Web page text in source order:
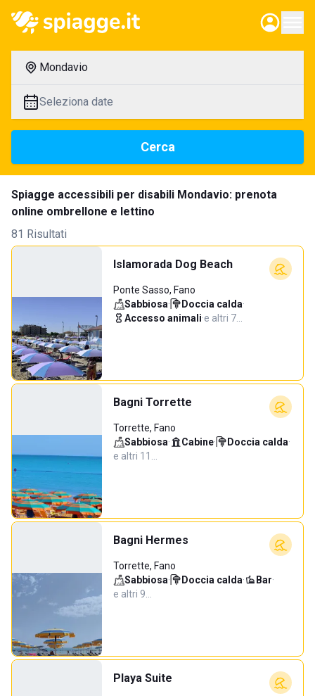
Mondavio
Seleziona date
Cerca
Spiagge accessibili per disabili Mondavio: prenota
online ombrellone e lettino
81 Risultati
Islamorada Dog Beach
Ponte Sasso, Fano
Sabbiosa· Doccia calda·
Accesso animali·e altri 7…
Bagni Torrette
Torrette, Fano
Sabbiosa· Cabine· Doccia calda·
e altri 11…
Bagni Hermes
Torrette, Fano
Sabbiosa· Doccia calda· Bar·
e altri 9…
Playa Suite